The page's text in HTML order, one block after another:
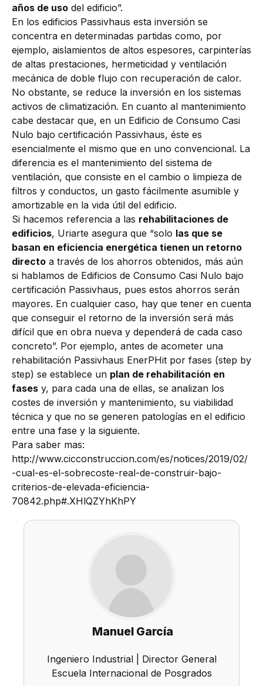
años de uso del edificio”.
En los edificios Passivhaus esta inversión se
concentra en determinadas partidas como, por
ejemplo, aislamientos de altos espesores, carpinterías
de altas prestaciones, hermeticidad y ventilación
mecánica de doble flujo con recuperación de calor.
No obstante, se reduce la inversión en los sistemas
activos de climatización. En cuanto al mantenimiento
cabe destacar que, en un Edificio de Consumo Casi
Nulo bajo certificación Passivhaus, éste es
esencialmente el mismo que en uno convencional. La
diferencia es el mantenimiento del sistema de
ventilación, que consiste en el cambio o limpieza de
filtros y conductos, un gasto fácilmente asumible y
amortizable en la vida útil del edificio.
Si hacemos referencia a las rehabilitaciones de
edificios, Uriarte asegura que “solo las que se
basan en eficiencia energética tienen un retorno
directo a través de los ahorros obtenidos, más aún
si hablamos de Edificios de Consumo Casi Nulo bajo
certificación Passivhaus, pues estos ahorros serán
mayores. En cualquier caso, hay que tener en cuenta
que conseguir el retorno de la inversión será más
difícil que en obra nueva y dependerá de cada caso
concreto”. Por ejemplo, antes de acometer una
rehabilitación Passivhaus EnerPHit por fases (step by
step) se establece un plan de rehabilitación en
fases y, para cada una de ellas, se analizan los
costes de inversión y mantenimiento, su viabilidad
técnica y que no se generen patologías en el edificio
entre una fase y la siguiente.
Para saber mas:
http://www.cicconstruccion.com/es/notices/2019/02/
-cual-es-el-sobrecoste-real-de-construir-bajo-
criterios-de-elevada-eficiencia-
70842.php#.XHlQZYhKhPY
Manuel García
Ingeniero Industrial | Director General
Escuela Internacional de Posgrados